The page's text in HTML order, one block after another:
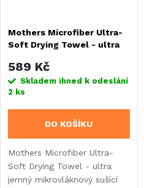
Mothers Microfiber Ultra-
Soft Drying Towel - ultra
ručník s pěnovým jádrem,
50 x 60 cm
589 Kč
Skladem ihned k odeslání
2 ks
DO KOŠÍKU
Mothers Microfiber Ultra-
Soft Drying Towel - ultra
jemný mikrovláknový sušící